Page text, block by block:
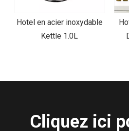
Hotel en acier inoxydable
Kettle 1.0L
Cliquez ici